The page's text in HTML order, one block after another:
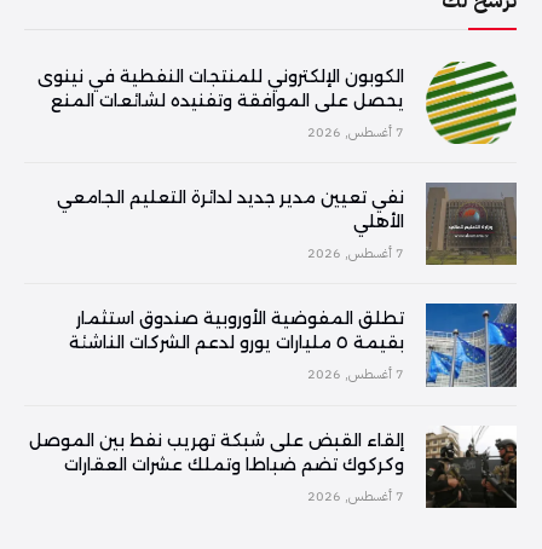
الكوبون الإلكتروني للمنتجات النفطية في نينوى
يحصل على الموافقة وتفنيده لشائعات المنع
7 أغسطس, 2026
نفي تعيين مدير جديد لدائرة التعليم الجامعي
الأهلي
7 أغسطس, 2026
تطلق المفوضية الأوروبية صندوق استثمار
بقيمة ٥ مليارات يورو لدعم الشركات الناشئة
7 أغسطس, 2026
إلقاء القبض على شبكة تهريب نفط بين الموصل
وكركوك تضم ضباطا وتملك عشرات العقارات
7 أغسطس, 2026